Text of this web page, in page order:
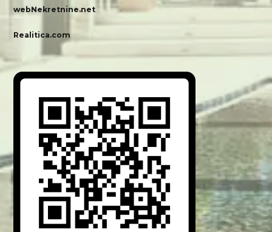
webNekretnine.net
Realitica.com